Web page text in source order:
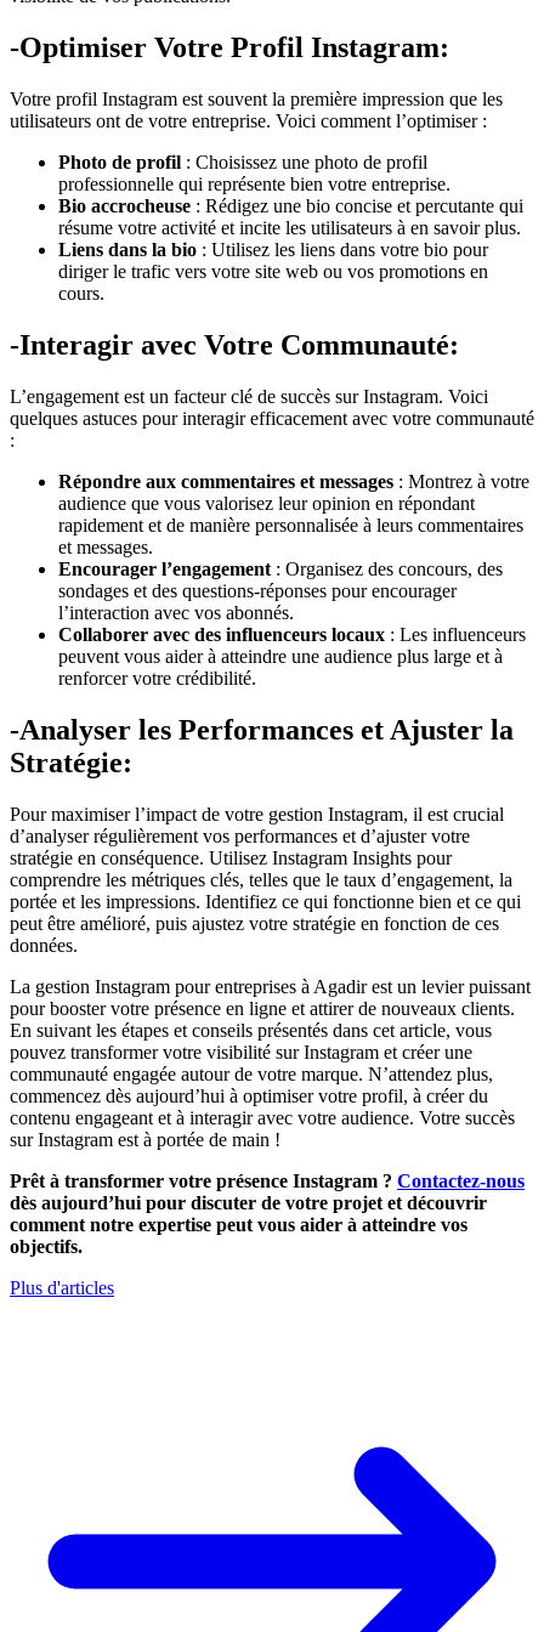
-Optimiser Votre Profil Instagram:
Votre profil Instagram est souvent la première impression que les
utilisateurs ont de votre entreprise. Voici comment l’optimiser :
Photo de profil : Choisissez une photo de profil
professionnelle qui représente bien votre entreprise.
Bio accrocheuse : Rédigez une bio concise et percutante qui
résume votre activité et incite les utilisateurs à en savoir plus.
Liens dans la bio : Utilisez les liens dans votre bio pour
diriger le trafic vers votre site web ou vos promotions en
cours.
-Interagir avec Votre Communauté:
L’engagement est un facteur clé de succès sur Instagram. Voici
quelques astuces pour interagir efficacement avec votre communauté
:
Répondre aux commentaires et messages : Montrez à votre
audience que vous valorisez leur opinion en répondant
rapidement et de manière personnalisée à leurs commentaires
et messages.
Encourager l’engagement : Organisez des concours, des
sondages et des questions-réponses pour encourager
l’interaction avec vos abonnés.
Collaborer avec des influenceurs locaux : Les influenceurs
peuvent vous aider à atteindre une audience plus large et à
renforcer votre crédibilité.
-Analyser les Performances et Ajuster la
Stratégie:
Pour maximiser l’impact de votre gestion Instagram, il est crucial
d’analyser régulièrement vos performances et d’ajuster votre
stratégie en conséquence. Utilisez Instagram Insights pour
comprendre les métriques clés, telles que le taux d’engagement, la
portée et les impressions. Identifiez ce qui fonctionne bien et ce qui
peut être amélioré, puis ajustez votre stratégie en fonction de ces
données.
La gestion Instagram pour entreprises à Agadir est un levier puissant
pour booster votre présence en ligne et attirer de nouveaux clients.
En suivant les étapes et conseils présentés dans cet article, vous
pouvez transformer votre visibilité sur Instagram et créer une
communauté engagée autour de votre marque. N’attendez plus,
commencez dès aujourd’hui à optimiser votre profil, à créer du
contenu engageant et à interagir avec votre audience. Votre succès
sur Instagram est à portée de main !
Prêt à transformer votre présence Instagram ? Contactez-nous
dès aujourd’hui pour discuter de votre projet et découvrir
comment notre expertise peut vous aider à atteindre vos
objectifs.
Plus d'articles